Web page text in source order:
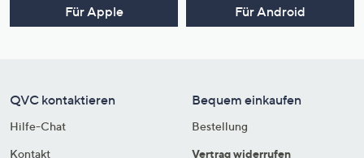
Für Apple Für Android
QVC kontaktieren
Hilfe-Chat
Kontakt
Bequem einkaufen
Bestellung
Vertrag widerrufen